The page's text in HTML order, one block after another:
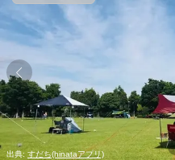
出典: すだち(hinataアプリ)